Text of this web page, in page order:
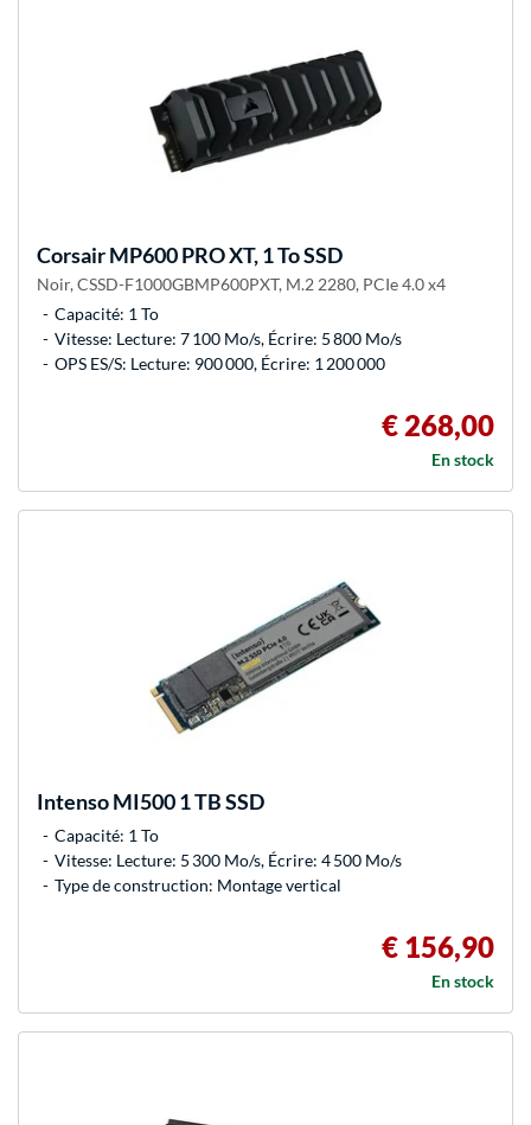
CorsairMP600 PRO XT, 1 To SSD
Noir, CSSD-F1000GBMP600PXT, M.2 2280, PCIe 4.0 x4
Capacité: 1 To
Vitesse: Lecture: 7 100 Mo/s, Écrire: 5 800 Mo/s
OPS ES/S: Lecture: 900 000, Écrire: 1 200 000
€ 268,00
En stock
IntensoMI500 1 TB SSD
Capacité: 1 To
Vitesse: Lecture: 5 300 Mo/s, Écrire: 4 500 Mo/s
Type de construction: Montage vertical
€ 156,90
En stock